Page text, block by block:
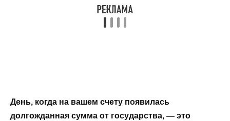
День, когда на вашем счету появилась
долгожданная сумма от государства, — это